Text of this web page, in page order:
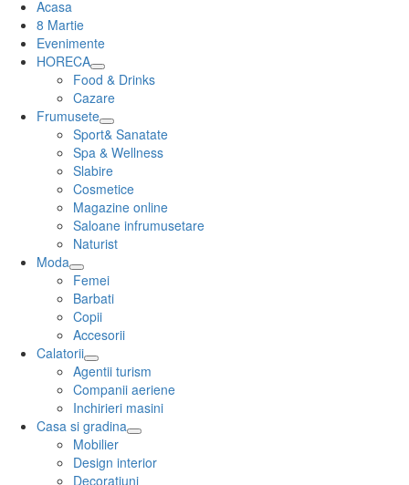
Acasa
8 Martie
Evenimente
HORECA
Food & Drinks
Cazare
Frumusete
Sport& Sanatate
Spa & Wellness
Slabire
Cosmetice
Magazine online
Saloane infrumusetare
Naturist
Moda
Femei
Barbati
Copii
Accesorii
Calatorii
Agentii turism
Companii aeriene
Inchirieri masini
Casa si gradina
Mobilier
Design interior
Decoratiuni